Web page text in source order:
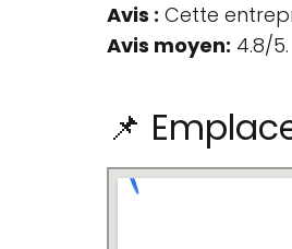
Avis : Cette
Avis moyen: 4.8/5.
📌